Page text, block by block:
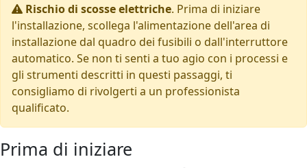
Rischio di scosse elettriche. Prima di iniziare
l'installazione, scollega l'alimentazione dell'area di
installazione dal quadro dei fusibili o dall'interruttore
automatico. Se non ti senti a tuo agio con i processi e
gli strumenti descritti in questi passaggi, ti
consigliamo di rivolgerti a un professionista
qualificato.
Prima di iniziare